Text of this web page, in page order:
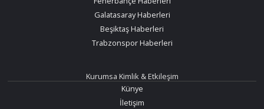
Galatasaray Haberleri
Beşiktaş Haberleri
Trabzonspor Haberleri
Kurumsa Kimlik & Etkileşim
Künye
İletişim